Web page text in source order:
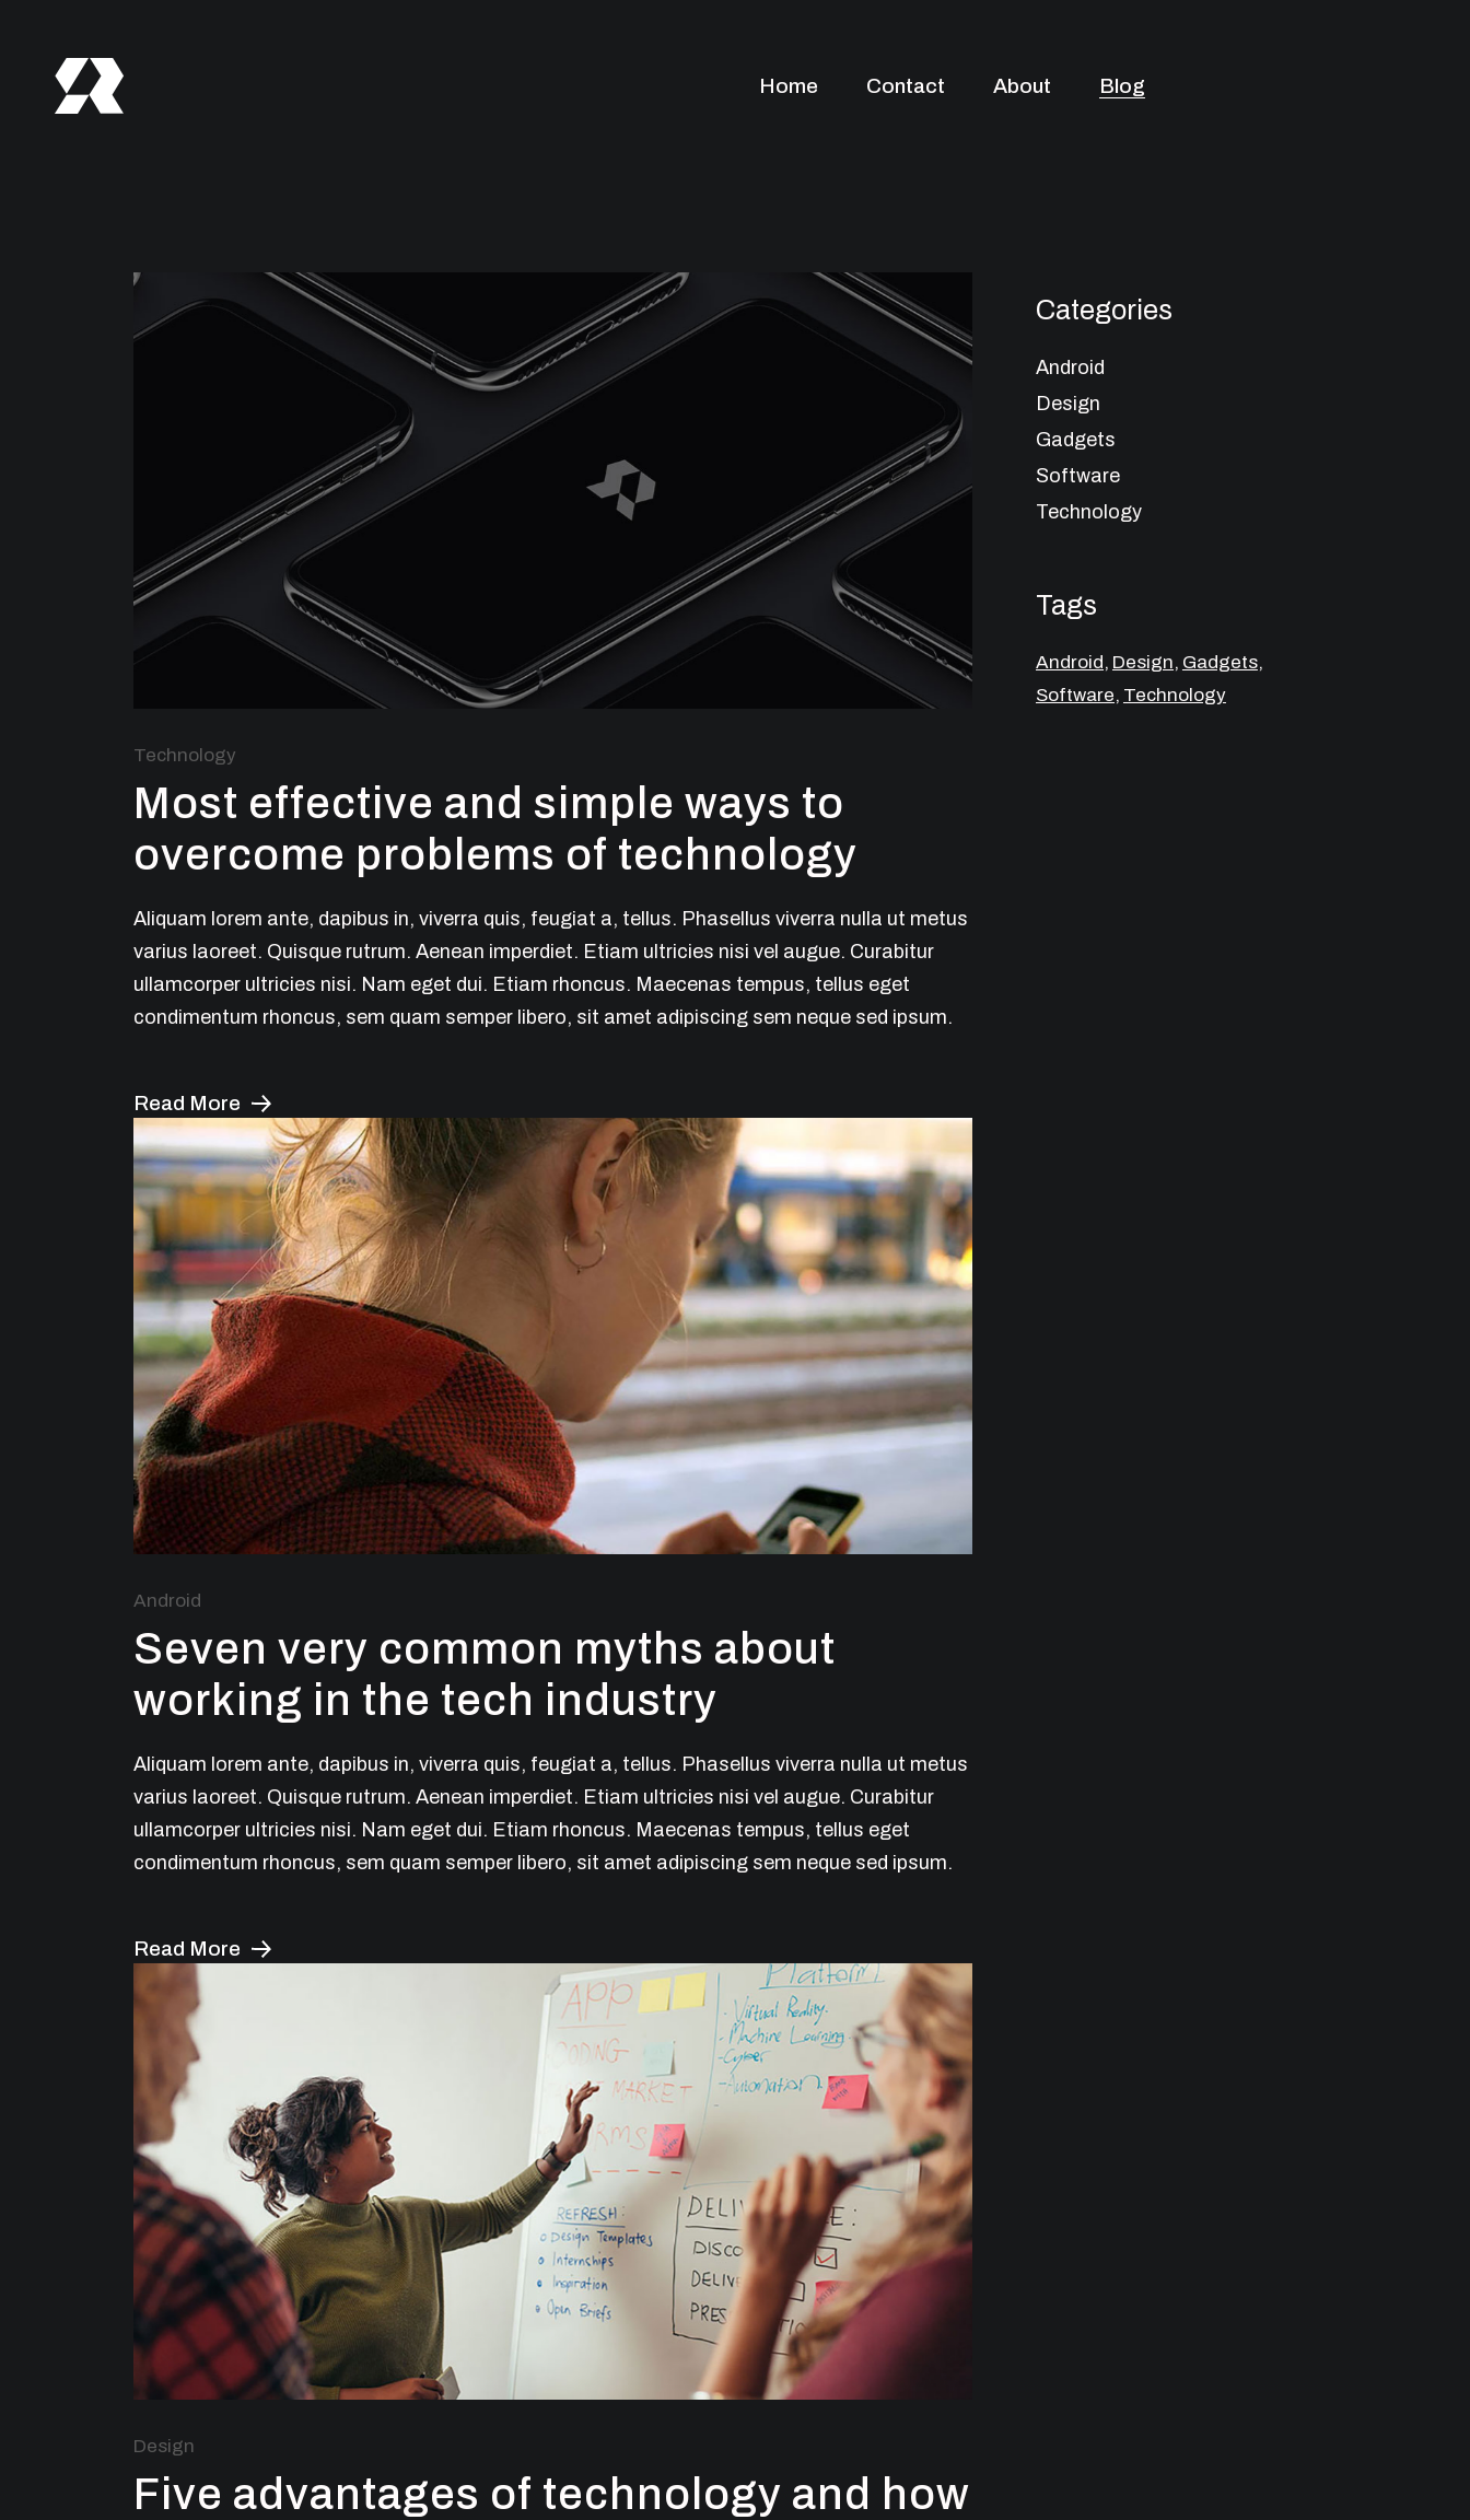
Home Contact About Blog
Technology
Most effective and simple ways to
overcome problems of technology
Aliquam lorem ante, dapibus in, viverra quis, feugiat a, tellus. Phasellus viverra nulla ut metus
varius laoreet. Quisque rutrum. Aenean imperdiet. Etiam ultricies nisi vel augue. Curabitur
ullamcorper ultricies nisi. Nam eget dui. Etiam rhoncus. Maecenas tempus, tellus eget
condimentum rhoncus, sem quam semper libero, sit amet adipiscing sem neque sed ipsum.
Read More
Android
Seven very common myths about
working in the tech industry
Aliquam lorem ante, dapibus in, viverra quis, feugiat a, tellus. Phasellus viverra nulla ut metus
varius laoreet. Quisque rutrum. Aenean imperdiet. Etiam ultricies nisi vel augue. Curabitur
ullamcorper ultricies nisi. Nam eget dui. Etiam rhoncus. Maecenas tempus, tellus eget
condimentum rhoncus, sem quam semper libero, sit amet adipiscing sem neque sed ipsum.
Read More
Design
Five advantages of technology and how
Categories
Android
Design
Gadgets
Software
Technology
Tags
Android, Design, Gadgets,
Software, Technology